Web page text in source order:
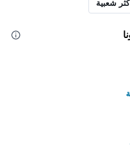
شعبية